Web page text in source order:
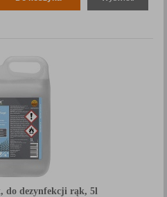
do dezynfekcji rąk, 5l
zakładania konta.
i można ją w dowolnym
(rozwiń)